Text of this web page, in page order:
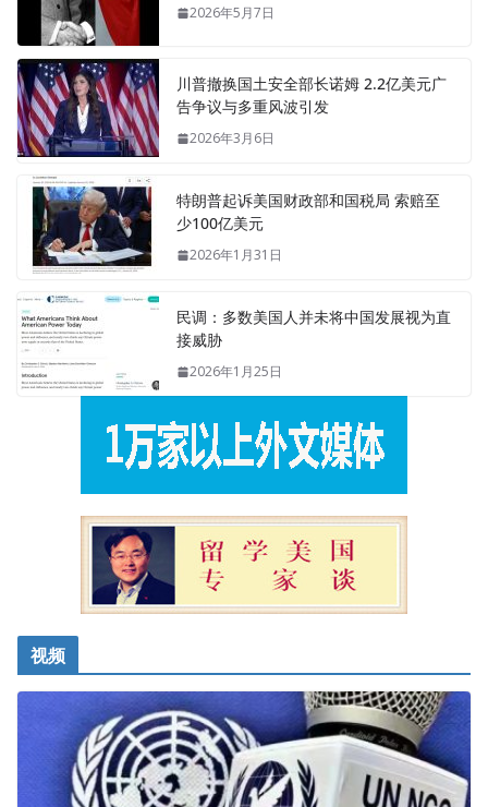
2026年5月7日
川普撤换国土安全部长诺姆 2.2亿美元广
告争议与多重风波引发
2026年3月6日
特朗普起诉美国财政部和国税局 索赔至
少100亿美元
2026年1月31日
民调：多数美国人并未将中国发展视为直
接威胁
2026年1月25日
视频